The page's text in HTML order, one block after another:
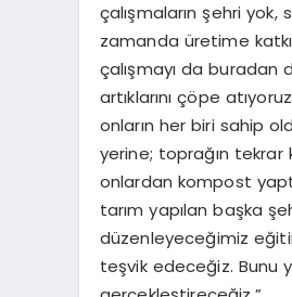
çalışmaların şehri
zamanda üretime
çalışmayı da buradan
artıklarını çöpe
onların her biri sahip
yerine; toprağın tekrar
onlardan kompost
tarım yapılan başka
düzenleyeceğimiz
teşvik edeceğiz. Bunu